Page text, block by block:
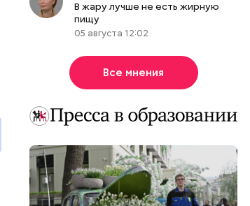
В жару лучше не есть жирную
пищу
05 августа 12:02
Все мнения